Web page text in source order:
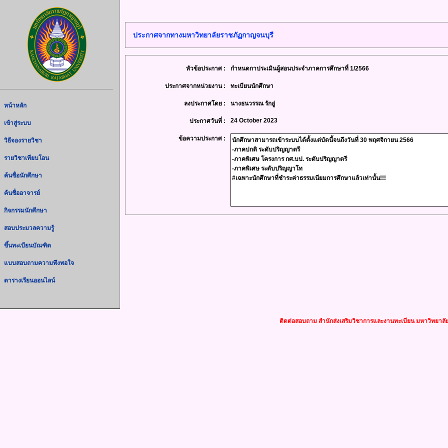
หน้าหลัก
เข้าสู่ระบบ
วิธีจองรายวิชา
รายวิชาเทียบโอน
ค้นชื่อนักศึกษา
ค้นชื่ออาจารย์
กิจกรรมนักศึกษา
สอบประมวลความรู้
ขึ้นทะเบียนบัณฑิต
แบบสอบถามความพึงพอใจ
ตารางเรียนออนไลน์
ประกาศจากทางมหาวิทยาลัยราชภัฏกาญจนบุรี
หัวข้อประกาศ : กำหนดกาประเมินผู้สอนประจำภาคการศึกษาที่ 1/2566
ประกาศจากหน่วยงาน : ทะเบียนนักศึกษา
ลงประกาศโดย : นางธนวรรณ รักอู่
ประกาศวันที่ : 24 October 2023
ข้อความประกาศ :
ติดต่อสอบถาม สำนักส่งเสริมวิชาการและงานทะเบียน มหาวิทยาลัย